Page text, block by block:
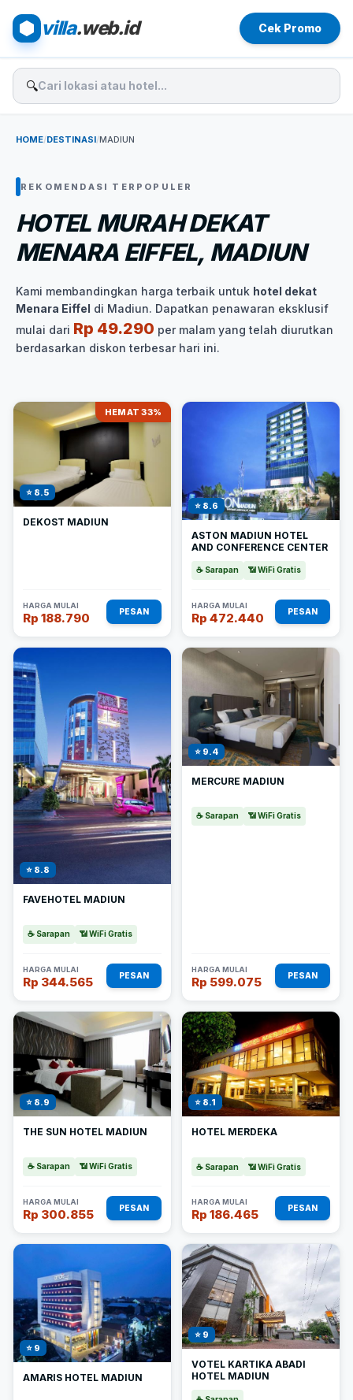
villa.web.id Cek Promo
🔍
HOME/DESTINASI/MADIUN
REKOMENDASI TERPOPULER
HOTEL MURAH DEKAT
MENARA EIFFEL, MADIUN
Kami membandingkan harga terbaik untuk hotel dekat
Menara Eiffel di Madiun. Dapatkan penawaran eksklusif
mulai dari Rp 49.290 per malam yang telah diurutkan
berdasarkan diskon terbesar hari ini.
HEMAT 33%
⭐ 8.5
DEKOST MADIUN
HARGA MULAI
Rp 188.790 PESAN
⭐ 8.6
ASTON MADIUN HOTEL
AND CONFERENCE CENTER
☕ Sarapan 📶 WiFi Gratis
HARGA MULAI
Rp 472.440 PESAN
⭐ 8.8
FAVEHOTEL MADIUN
☕ Sarapan 📶 WiFi Gratis
HARGA MULAI
Rp 344.565 PESAN
⭐ 9.4
MERCURE MADIUN
☕ Sarapan 📶 WiFi Gratis
HARGA MULAI
Rp 599.075 PESAN
⭐ 8.9
THE SUN HOTEL MADIUN
☕ Sarapan 📶 WiFi Gratis
HARGA MULAI
Rp 300.855 PESAN
⭐ 8.1
HOTEL MERDEKA
☕ Sarapan 📶 WiFi Gratis
HARGA MULAI
Rp 186.465 PESAN
⭐ 9
AMARIS HOTEL MADIUN
⭐ 9
VOTEL KARTIKA ABADI
HOTEL MADIUN